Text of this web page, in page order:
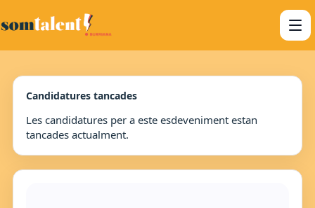
Candidatures tancades
Les candidatures per a este esdeveniment estan
tancades actualment.